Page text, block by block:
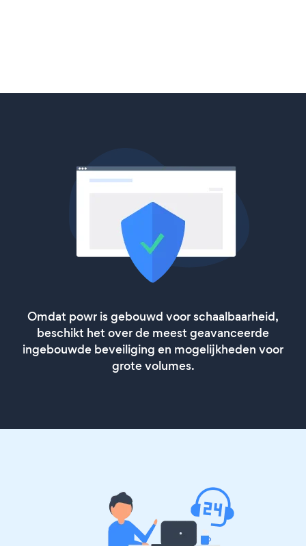
Omdat powr is gebouwd voor schaalbaarheid,
beschikt het over de meest geavanceerde
ingebouwde beveiliging en mogelijkheden voor
grote volumes.